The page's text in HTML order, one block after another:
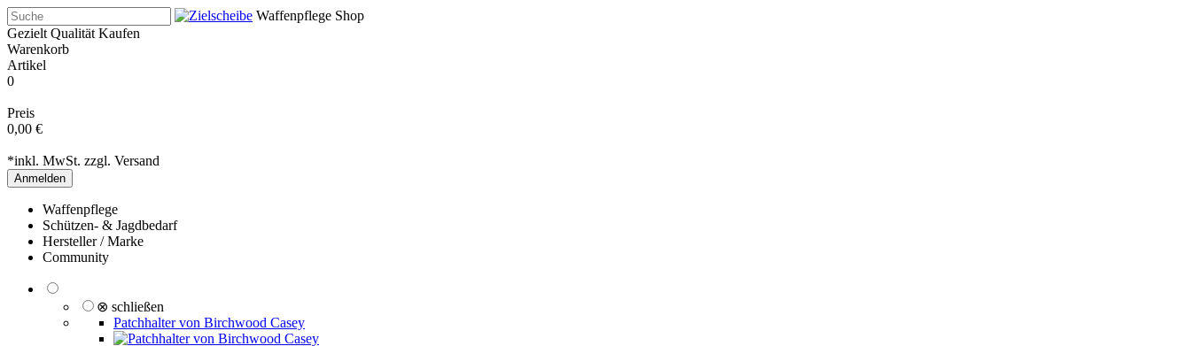
Waffenpflege Shop
Gezielt Qualität Kaufen
Warenkorb
Artikel
0
Preis
0,00 €
*inkl. MwSt. zzgl. Versand
Anmelden
Waffenpflege
Schützen- & Jagdbedarf
Hersteller / Marke
Community
⊗ schließen
Patchhalter von Birchwood Casey